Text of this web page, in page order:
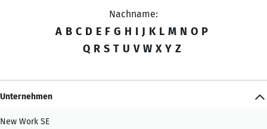
Nachname:
A B C D E F G H I J K L M N O P
Q R S T U V W X Y Z
Unternehmen
New Work SE